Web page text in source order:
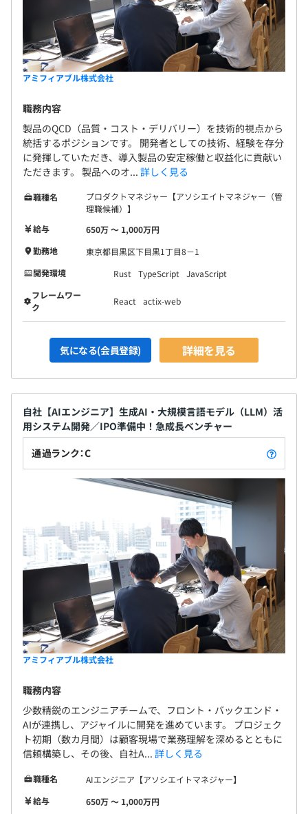
アミフィアブル株式会社
職務内容
製品のQCD（品質・コスト・デリバリー）を技術的視点から
統括するポジションです。 開発者としての技術、経験を存分
に発揮していただき、導入製品の安定稼働と収益化に貢献い
ただきます。 製品へのオ... 詳しく見る
職種名
プロダクトマネジャー【アソシエイトマネジャー（管
理職候補）】
給与
650万 〜 1,000万円
勤務地
東京都目黒区下目黒1丁目8－1
開発環境
Rust TypeScript
JavaScript
フレームワー
ク
React actix-web
気になる(会員登録) 詳細を見る
自社【AIエンジニア】生成AI・大規模言語モデル（LLM）活
用システム開発／IPO準備中！急成長ベンチャー
通過ランク：C
アミフィアブル株式会社
職務内容
少数精鋭のエンジニアチームで、フロント・バックエンド・
AIが連携し、アジャイルに開発を進めています。 プロジェク
ト初期（数カ月間）は顧客現場で業務理解を深めるとともに
信頼構築し、その後、自社A... 詳しく見る
職種名
AIエンジニア【アソシエイトマネジャー】
給与
650万 〜 1,000万円